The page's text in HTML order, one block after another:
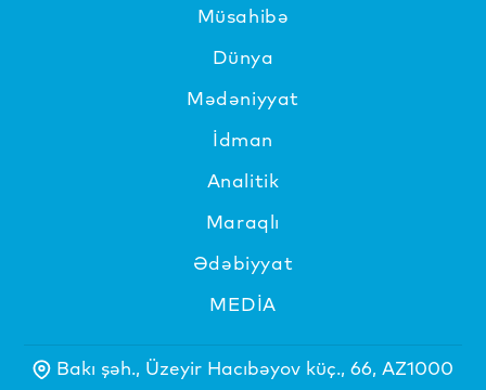
Müsahibə
Dünya
Mədəniyyat
İdman
Analitik
Maraqlı
Ədəbiyyat
MEDİA
Bakı şəh., Üzeyir Hacıbəyov küç., 66, AZ1000